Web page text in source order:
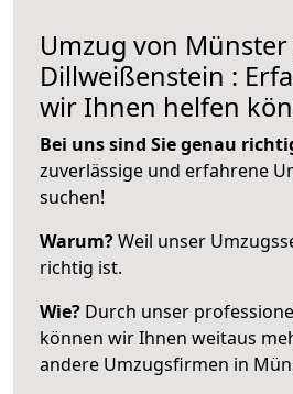
Umzug von Münster
Dillweißenstein :
wir Ihnen helfen
Bei uns sind Sie genau
zuverlässige und erfahrene
suchen!
Warum?Weil unser
richtig ist.
Wie? Durch unser
können wir Ihnen weitaus
andere Umzugsfirmen in